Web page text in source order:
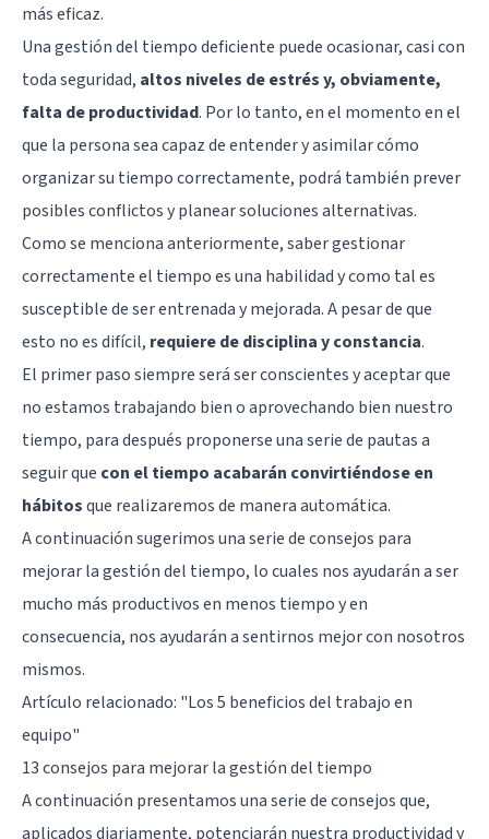
más eficaz.
Una gestión del tiempo deficiente puede ocasionar, casi con
toda seguridad, altos niveles de estrés y, obviamente,
falta de productividad. Por lo tanto, en el momento en el
que la persona sea capaz de entender y asimilar cómo
organizar su tiempo correctamente, podrá también prever
posibles conflictos y planear soluciones alternativas.
Como se menciona anteriormente, saber gestionar
correctamente el tiempo es una habilidad y como tal es
susceptible de ser entrenada y mejorada. A pesar de que
esto no es difícil, requiere de disciplina y constancia.
El primer paso siempre será ser conscientes y aceptar que
no estamos trabajando bien o aprovechando bien nuestro
tiempo, para después proponerse una serie de pautas a
seguir que con el tiempo acabarán convirtiéndose en
hábitosque realizaremos de manera automática.
A continuación sugerimos una serie de consejos para
mejorar la gestión del tiempo, lo cuales nos ayudarán a ser
mucho más productivos en menos tiempo y en
consecuencia, nos ayudarán a sentirnos mejor con nosotros
mismos.
Artículo relacionado: "Los 5 beneficios del trabajo en
equipo"
13 consejos para mejorar la gestión del tiempo
A continuación presentamos una serie de consejos que,
aplicados diariamente, potenciarán nuestra productividad y